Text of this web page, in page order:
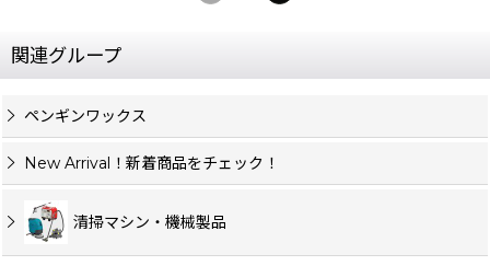
関連グループ
ペンギンワックス
New Arrival！新着商品をチェック！
清掃マシン・機械製品